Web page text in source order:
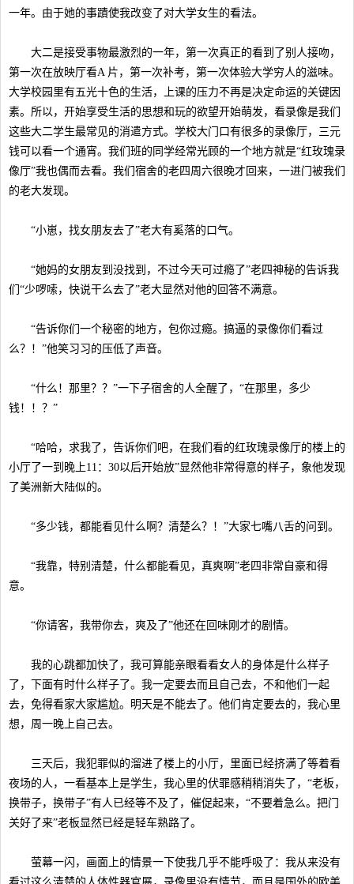
一年。由于她的事蹟使我改变了对大学女生的看法。
大二是接受事物最激烈的一年，第一次真正的看到了别人接吻，
第一次在放映厅看A 片，第一次补考，第一次体验大学穷人的滋味。
大学校园里有五光十色的生活，上课的压力不再是决定命运的关键因
素。所以，开始享受生活的思想和玩的欲望开始萌发，看录像是我们
这些大二学生最常见的消遣方式。学校大门口有很多的录像厅，三元
钱可以看一个通宵。我们班的同学经常光顾的一个地方就是“红玫瑰录
像厅”我也偶而去看。我们宿舍的老四周六很晚才回来，一进门被我们
的老大发现。
“小崽，找女朋友去了”老大有奚落的口气。
“她妈的女朋友到没找到，不过今天可过瘾了”老四神秘的告诉我
们“少啰嗦，快说干么去了”老大显然对他的回答不满意。
“告诉你们一个秘密的地方，包你过瘾。搞逼的录像你们看过
么？！”他笑习习的压低了声音。
“什么！那里？？”一下子宿舍的人全醒了，“在那里，多少
钱！！？”
“哈哈，求我了，告诉你们吧，在我们看的红玫瑰录像厅的楼上的
小厅了一到晚上11：30以后开始放”显然他非常得意的样子，象他发现
了美洲新大陆似的。
“多少钱，都能看见什么啊？清楚么？！”大家七嘴八舌的问到。
“我靠，特别清楚，什么都能看见，真爽啊”老四非常自豪和得
意。
“你请客，我带你去，爽及了”他还在回味刚才的剧情。
我的心跳都加快了，我可算能亲眼看看女人的身体是什么样子
了，下面有时什么样子了。我一定要去而且自己去，不和他们一起
去，免得看家大家尴尬。明天是不能去了。他们肯定要去的，我心里
想，周一晚上自己去。
三天后，我犯罪似的溜进了楼上的小厅，里面已经挤满了等着看
夜场的人，一看基本上是学生，我心里的伏罪感稍稍消失了，“老板，
换带子，换带子”有人已经等不及了，催促起来，“不要着急么。把门
关好了来”老板显然已经是轻车熟路了。
萤幕一闪，画面上的情景一下使我几乎不能呼吸了：我从来没有